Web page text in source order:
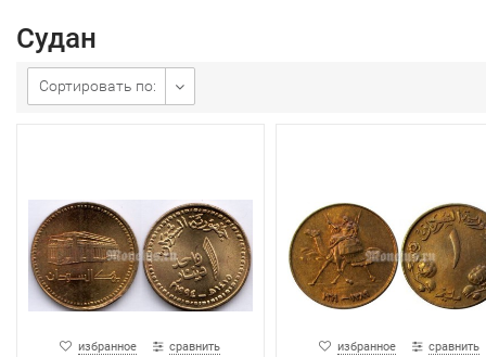
Судан
Сортировать по:
избранное сравнить избранное сравнить